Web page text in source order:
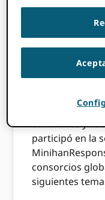
ORCID El mes
Week celebró
analizar los
presenta,
el
revisores. Un
editoriales y
participó en la
consorcios
siguientes